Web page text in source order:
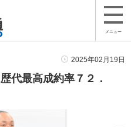
メニュー
2025年02月19日
代最高成約率７２．